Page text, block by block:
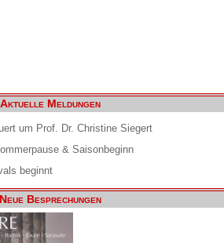
Aktuelle Meldungen
um Prof. Dr. Christine Siegert
& Saisonbeginn
beginnt
Neue Besprechungen